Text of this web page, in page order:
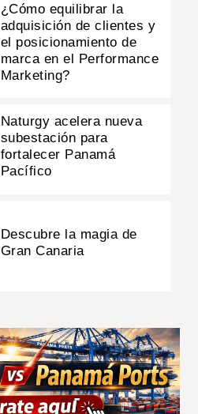
¿Cómo equilibrar la
adquisición de clientes y
el posicionamiento de
marca en el Performance
Marketing?
Naturgy acelera nueva
subestación para
fortalecer Panamá
Pacífico
Descubre la magia de
Gran Canaria